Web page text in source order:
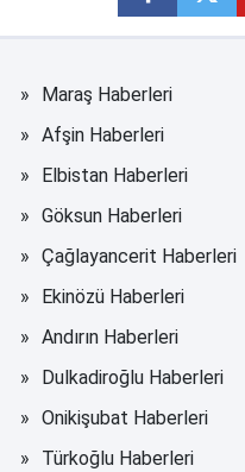
Maraş Haberleri
Afşin Haberleri
Elbistan Haberleri
Göksun Haberleri
Çağlayancerit Haberleri
Ekinözü Haberleri
Andırın Haberleri
Dulkadiroğlu Haberleri
Onikişubat Haberleri
Türkoğlu Haberleri